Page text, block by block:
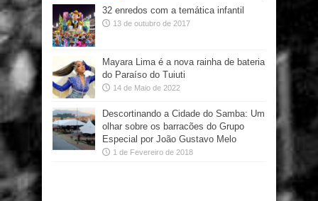
32 enredos com a temática infantil
13 de outubro de 2017
Mayara Lima é a nova rainha de bateria
do Paraíso do Tuiuti
14 de Maio de 2022
Descortinando a Cidade do Samba: Um
olhar sobre os barracões do Grupo
Especial por João Gustavo Melo
1 de Fevereiro de 2018